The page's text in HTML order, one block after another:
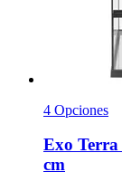
4 Opciones
Exo Terra
cm